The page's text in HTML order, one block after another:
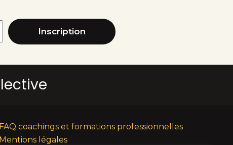
Inscription
FAQ coachings et formations professionnelles
Mentions légales